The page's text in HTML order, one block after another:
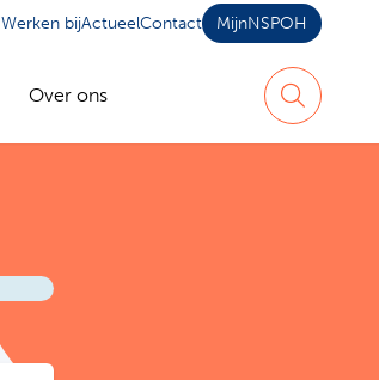
Werken bijActueelContact MijnNSPOH
Over ons
Zoeken